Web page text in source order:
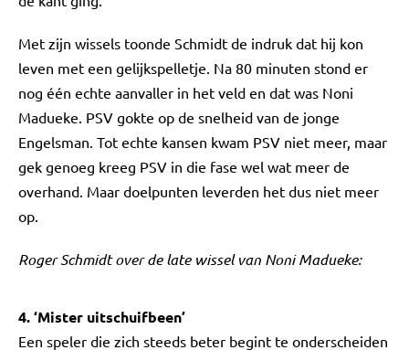
Met zijn wissels toonde Schmidt de indruk dat hij kon
leven met een gelijkspelletje. Na 80 minuten stond er
nog één echte aanvaller in het veld en dat was Noni
Madueke. PSV gokte op de snelheid van de jonge
Engelsman. Tot echte kansen kwam PSV niet meer, maar
gek genoeg kreeg PSV in die fase wel wat meer de
overhand. Maar doelpunten leverden het dus niet meer
op.
Roger Schmidt over de late wissel van Noni Madueke:
4. ‘Mister uitschuifbeen’
Een speler die zich steeds beter begint te onderscheiden